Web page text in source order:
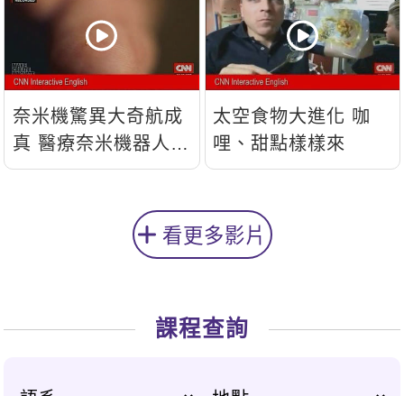
奈米機驚異大奇航成
真 醫療奈米機器人問
世
太空食物大進化 咖
哩、甜點樣樣來
看更多影片
課程查詢